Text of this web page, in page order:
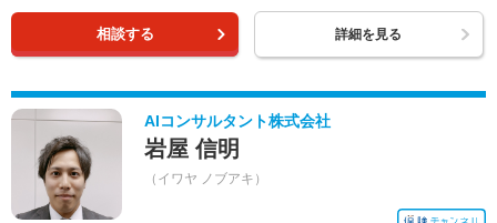
相談する 詳細を見る
AIコンサルタント株式会社
岩屋 信明
（イワヤ ノブアキ）